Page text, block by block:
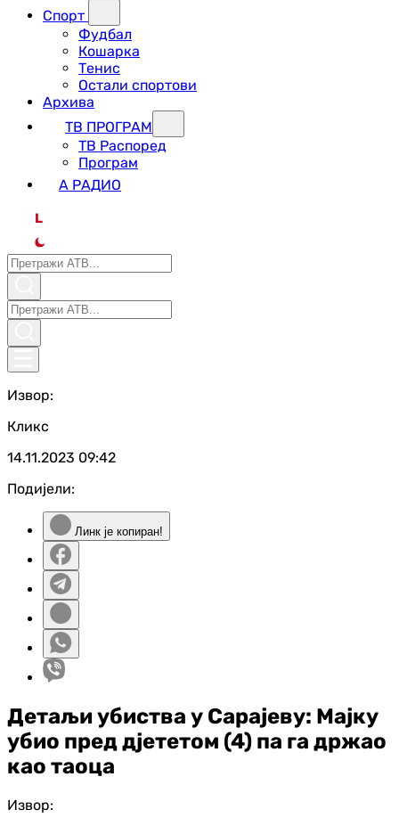
Спорт
Фудбал
Кошарка
Тенис
Остали спортови
Архива
ТВ ПРОГРАМ
ТВ Распоред
Програм
А РАДИО
L
Извор:
Кликс
14.11.2023 09:42
Подијели:
Линк је копиран!
Детаљи убиства у Сарајеву: Мајку
убио пред дјететом (4) па га држао
као таоца
Извор: